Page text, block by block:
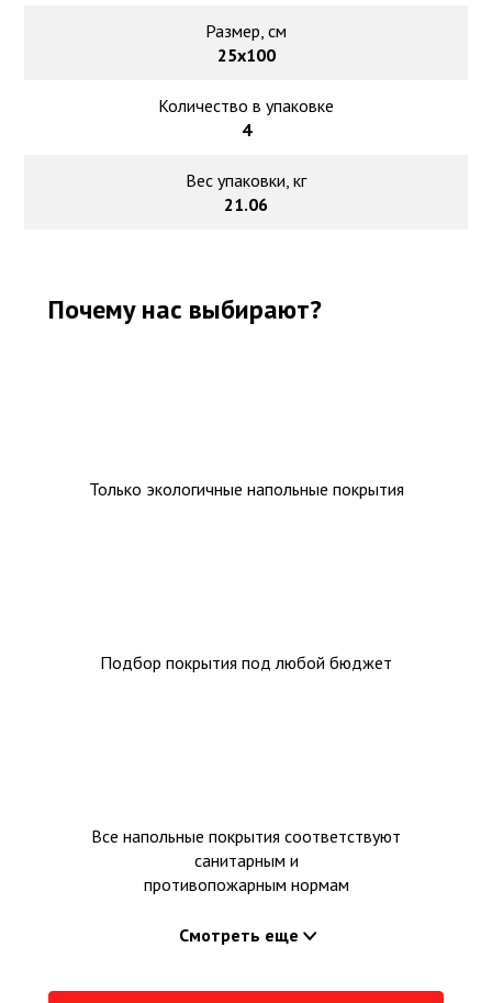
Размер, см
25х100
Количество в упаковке
4
Вес упаковки, кг
21.06
Почему нас выбирают?
Только экологичные напольные покрытия
Подбор покрытия под любой бюджет
Все напольные покрытия соответствуют
санитарным и
противопожарным нормам
Смотреть еще